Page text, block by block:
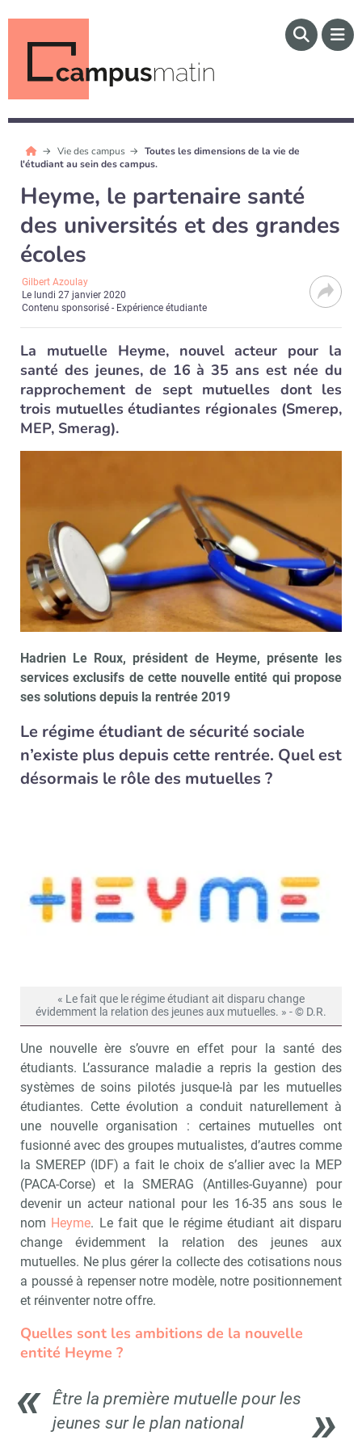
Vie des campus
Toutes les dimensions de la vie de
l'étudiant au sein des campus.
Heyme, le partenaire santé
des universités et des grandes
écoles
Gilbert Azoulay
Le lundi 27 janvier 2020
Contenu sponsorisé - Expérience étudiante
La mutuelle Heyme, nouvel acteur pour la
santé des jeunes, de 16 à 35 ans est née du
rapprochement de sept mutuelles dont les
trois mutuelles étudiantes régionales (Smerep,
MEP, Smerag).
Hadrien Le Roux, président de Heyme, présente les
services exclusifs de cette nouvelle entité qui propose
ses solutions depuis la rentrée 2019
Le régime étudiant de sécurité sociale
n’existe plus depuis cette rentrée. Quel est
désormais le rôle des mutuelles ?
« Le fait que le régime étudiant ait disparu change
évidemment la relation des jeunes aux mutuelles. » - © D.R.
Une nouvelle ère s’ouvre en effet pour la santé des
étudiants. L’assurance maladie a repris la gestion des
systèmes de soins pilotés jusque-là par les mutuelles
étudiantes. Cette évolution a conduit naturellement à
une nouvelle organisation : certaines mutuelles ont
fusionné avec des groupes mutualistes, d’autres comme
la SMEREP (IDF) a fait le choix de s’allier avec la MEP
(PACA-Corse) et la SMERAG (Antilles-Guyanne) pour
devenir un acteur national pour les 16-35 ans sous le
nom Heyme. Le fait que le régime étudiant ait disparu
change évidemment la relation des jeunes aux
mutuelles. Ne plus gérer la collecte des cotisations nous
a poussé à repenser notre modèle, notre positionnement
et réinventer notre offre.
Quelles sont les ambitions de la nouvelle
entité Heyme ?
Être la première mutuelle pour les
jeunes sur le plan national